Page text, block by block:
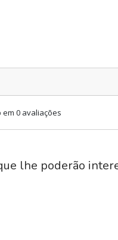
em 0 avaliações
lhe poderão